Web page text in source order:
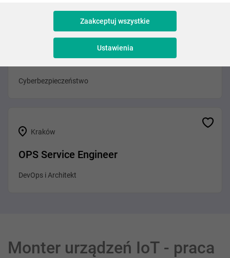
Kraków
Pentester - Red Team (K/M/X)
Cyberbezpieczeństwo
Kraków
OPS Service Engineer
DevOps i Architekt
Monter urządzeń IoT - praca
Zaakceptuj wszystkie
Ustawienia